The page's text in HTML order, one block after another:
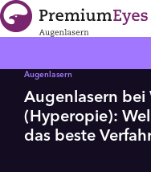
Zur Navigation springen
Zum Inhalt springen
Augenlasern
Augenlasern
(Hyperopie):
das beste